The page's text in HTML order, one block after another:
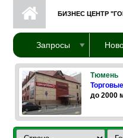
БИЗНЕС ЦЕНТР
Запросы
Тюмень
до 2000